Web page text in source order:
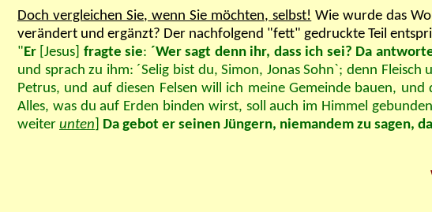
Doch vergleichen Sie, wenn Sie möchten, selbst! Wie wurde das
verändert und ergänzt? Der nachfolgend "fett" gedruckte Teil
"Er [Jesus] fragte sie: ´Wer sagt denn ihr, dass ich sei? Da
und sprach zu ihm: ´Selig bist du, Simon, Jonas Sohn`; denn
Petrus, und auf diesen Felsen will ich meine Gemeinde bauen,
Alles, was du auf Erden binden wirst, soll auch im Himmel
weiter unten Da gebot er seinen Jüngern, niemandem zu sagen,